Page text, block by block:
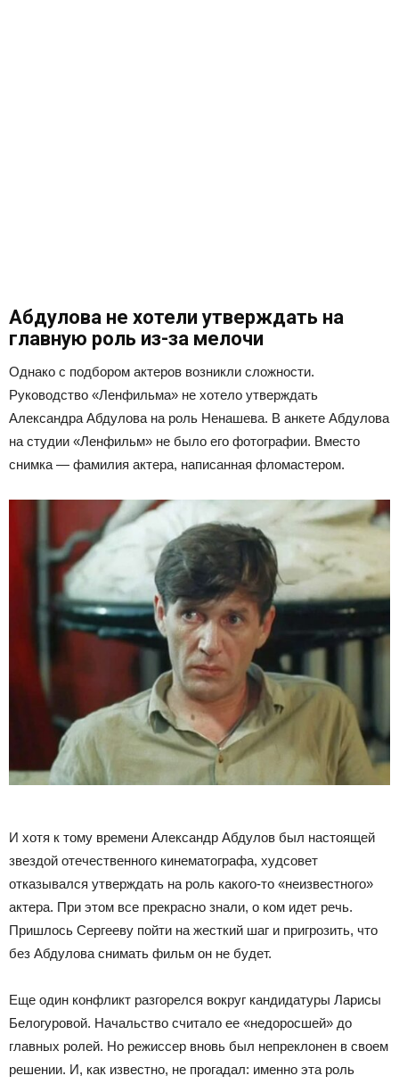
Абдулова не хотели утверждать на
главную роль из-за мелочи
Однако с подбором актеров возникли сложности.
Руководство «Ленфильма» не хотело утверждать
Александра Абдулова на роль Ненашева. В анкете Абдулова
на студии «Ленфильм» не было его фотографии. Вместо
снимка — фамилия актера, написанная фломастером.
И хотя к тому времени Александр Абдулов был настоящей
звездой отечественного кинематографа, худсовет
отказывался утверждать на роль какого-то «неизвестного»
актера. При этом все прекрасно знали, о ком идет речь.
Пришлось Сергееву пойти на жесткий шаг и пригрозить, что
без Абдулова снимать фильм он не будет.
Еще один конфликт разгорелся вокруг кандидатуры Ларисы
Белогуровой. Начальство считало ее «недоросшей» до
главных ролей. Но режиссер вновь был непреклонен в своем
решении. И, как известно, не прогадал: именно эта роль